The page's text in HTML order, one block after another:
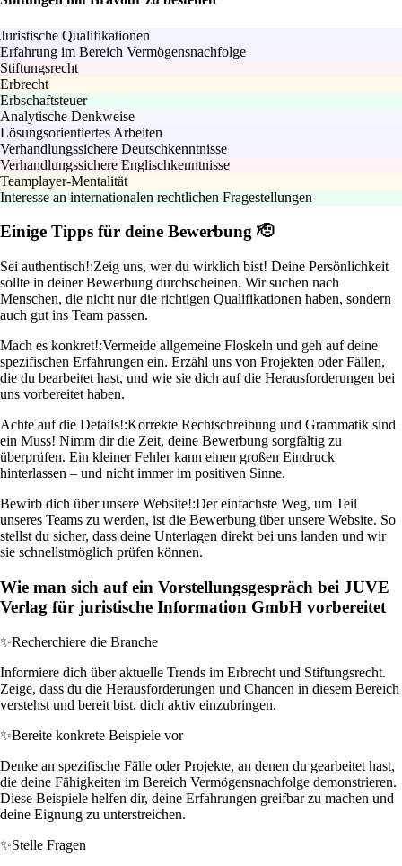
Juristische Qualifikationen
Erfahrung im Bereich Vermögensnachfolge
Stiftungsrecht
Erbrecht
Erbschaftsteuer
Analytische Denkweise
Lösungsorientiertes Arbeiten
Verhandlungssichere Deutschkenntnisse
Verhandlungssichere Englischkenntnisse
Teamplayer-Mentalität
Interesse an internationalen rechtlichen Fragestellungen
Einige Tipps für deine Bewerbung 🫡
Sei authentisch!:Zeig uns, wer du wirklich bist! Deine Persönlichkeit
sollte in deiner Bewerbung durchscheinen. Wir suchen nach
Menschen, die nicht nur die richtigen Qualifikationen haben, sondern
auch gut ins Team passen.
Mach es konkret!:Vermeide allgemeine Floskeln und geh auf deine
spezifischen Erfahrungen ein. Erzähl uns von Projekten oder Fällen,
die du bearbeitet hast, und wie sie dich auf die Herausforderungen bei
uns vorbereitet haben.
Achte auf die Details!:Korrekte Rechtschreibung und Grammatik sind
ein Muss! Nimm dir die Zeit, deine Bewerbung sorgfältig zu
überprüfen. Ein kleiner Fehler kann einen großen Eindruck
hinterlassen – und nicht immer im positiven Sinne.
Bewirb dich über unsere Website!:Der einfachste Weg, um Teil
unseres Teams zu werden, ist die Bewerbung über unsere Website. So
stellst du sicher, dass deine Unterlagen direkt bei uns landen und wir
sie schnellstmöglich prüfen können.
Wie man sich auf ein Vorstellungsgespräch bei JUVE
Verlag für juristische Information GmbH vorbereitet
✨Recherchiere die Branche
Informiere dich über aktuelle Trends im Erbrecht und Stiftungsrecht.
Zeige, dass du die Herausforderungen und Chancen in diesem Bereich
verstehst und bereit bist, dich aktiv einzubringen.
✨Bereite konkrete Beispiele vor
Denke an spezifische Fälle oder Projekte, an denen du gearbeitet hast,
die deine Fähigkeiten im Bereich Vermögensnachfolge demonstrieren.
Diese Beispiele helfen dir, deine Erfahrungen greifbar zu machen und
deine Eignung zu unterstreichen.
✨Stelle Fragen